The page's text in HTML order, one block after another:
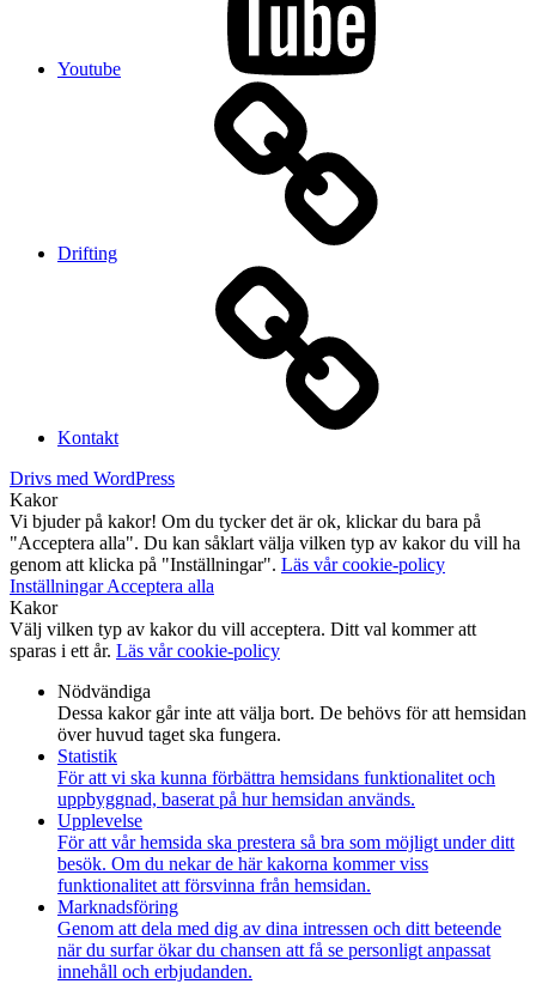
Youtube
Drifting
Kontakt
Drivs med WordPress
Kakor
Vi bjuder på kakor! Om du tycker det är ok, klickar du bara på
"Acceptera alla". Du kan såklart välja vilken typ av kakor du vill ha
genom att klicka på "Inställningar". Läs vår cookie-policy
InställningarAcceptera alla
Kakor
Välj vilken typ av kakor du vill acceptera. Ditt val kommer att
sparas i ett år. Läs vår cookie-policy
Nödvändiga
Dessa kakor går inte att välja bort. De behövs för att hemsidan
över huvud taget ska fungera.
Statistik
För att vi ska kunna förbättra hemsidans funktionalitet och
uppbyggnad, baserat på hur hemsidan används.
Upplevelse
För att vår hemsida ska prestera så bra som möjligt under ditt
besök. Om du nekar de här kakorna kommer viss
funktionalitet att försvinna från hemsidan.
Marknadsföring
Genom att dela med dig av dina intressen och ditt beteende
när du surfar ökar du chansen att få se personligt anpassat
innehåll och erbjudanden.